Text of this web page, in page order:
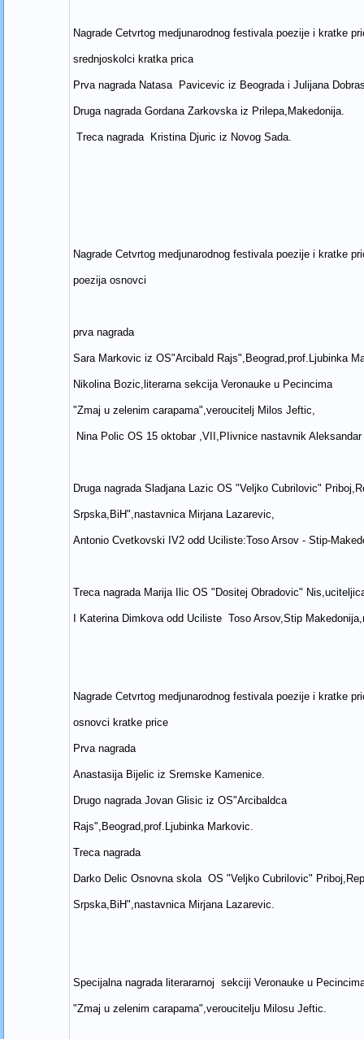
Nagrade Cetvrtog medjunarodnog festivala poezije i kratke
srednjoskolci kratka prica
Prva nagrada Natasa Pavicevic iz Beograda i Julijana
Druga nagrada Gordana Zarkovska iz Prilepa,Makedonija.
Treca nagrada Kristina Djuric iz Novog Sada.
Nagrade Cetvrtog medjunarodnog festivala poezije i kratke
poezija osnovci
prva nagrada
Sara Markovic iz OS"Arcibald Rajs",Beograd,prof.Ljubinka
Nikolina Bozic,literarna sekcija Veronauke u Pecincima
"Zmaj u zelenim carapama",veroucitelj Milos Jeftic,
Nina Polic OS 15 oktobar ,VII,PIivnice nastavnik
Druga nagrada Sladjana Lazic OS "Veljko Cubrilovic"
Srpska,BiH",nastavnica Mirjana Lazarevic,
Antonio Cvetkovski IV2 odd Uciliste:Toso Arsov - Stip-
Treca nagrada Marija Ilic OS "Dositej Obradovic"
I Katerina Dimkova odd Uciliste Toso Arsov,Stip
Nagrade Cetvrtog medjunarodnog festivala poezije i kratke
osnovci kratke price
Prva nagrada
Anastasija Bijelic iz Sremske Kamenice.
Drugo nagrada Jovan Glisic iz OS"Arcibaldca
Rajs",Beograd,prof.Ljubinka Markovic.
Treca nagrada
Darko Delic Osnovna skola OS "Veljko Cubrilovic"
Srpska,BiH",nastavnica Mirjana Lazarevic.
Specijalna nagrada literararnoj sekciji Veronauke u
"Zmaj u zelenim carapama",veroucitelju Milosu Jeftic.